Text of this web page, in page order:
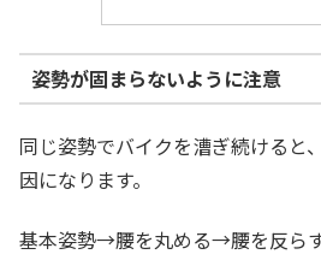
姿勢が固まらないように注意
同じ姿勢でバイクを漕ぎ続けると
因になります。
基本姿勢→腰を丸める→腰を反ら